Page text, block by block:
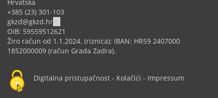
Hrvatska
+385 (23) 301-103
gkzd@gkzd.hr
sends
e-
mail)
OIB: 59559512621
Žiro račun od 1.1.2024. (riznica): IBAN: HR59 2407000
1852000009 (račun Grada Zadra).
Digitalna pristupačnost - Kolačići - Impressum